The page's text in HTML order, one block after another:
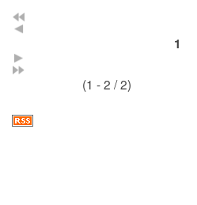
1
(1 - 2 / 2)